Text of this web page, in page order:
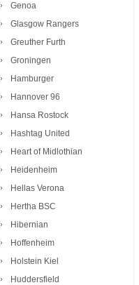
Genoa
Glasgow Rangers
Greuther Furth
Groningen
Hamburger
Hannover 96
Hansa Rostock
Hashtag United
Heart of Midlothian
Heidenheim
Hellas Verona
Hertha BSC
Hibernian
Hoffenheim
Holstein Kiel
Huddersfield